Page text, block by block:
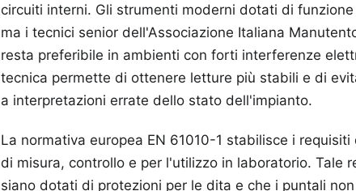
circuiti interni. Gli strumenti moderni dotati di
ma i tecnici senior dell'Associazione Italiana
resta preferibile in ambienti con forti interferenze
tecnica permette di ottenere letture più stabili e di
a interpretazioni errate dello stato dell'impianto.
La normativa europea EN 61010-1 stabilisce i
di misura, controllo e per l'utilizzo in laboratorio. Tale
siano dotati di protezioni per le dita e che i puntali